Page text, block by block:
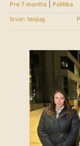
Pre 7 months Politika
Izvor: tanjug